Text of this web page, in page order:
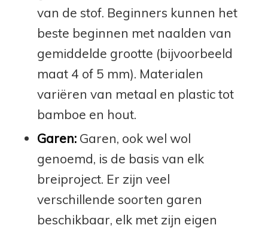
van de stof. Beginners kunnen het
beste beginnen met naalden van
gemiddelde grootte (bijvoorbeeld
maat 4 of 5 mm). Materialen
variëren van metaal en plastic tot
bamboe en hout.
Garen:Garen, ook wel wol
genoemd, is de basis van elk
breiproject. Er zijn veel
verschillende soorten garen
beschikbaar, elk met zijn eigen